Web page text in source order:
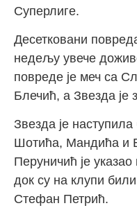
Суперлиге.
Десетковани
недељу увече
повреде је меч са
Блечић, а Звезда је
Звезда је
Шотића, Мандића и
Перуничић је
док су на клупи
Стефан Петрић.